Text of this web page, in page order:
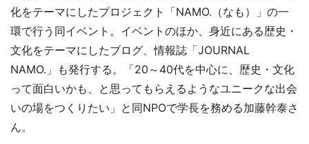
化をテーマにしたプロジェクト「NAMO.（なも）」の一
環で行う同イベント。イベントのほか、身近にある歴史・
文化をテーマにしたブログ、情報誌「JOURNAL
NAMO.」も発行する。「20～40代を中心に、歴史・文化
って面白いかも、と思ってもらえるようなユニークな出会
いの場をつくりたい」と同NPOで学長を務める加藤幹泰さ
ん。